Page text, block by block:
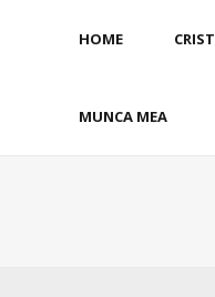
HOME
MUNCA MEA